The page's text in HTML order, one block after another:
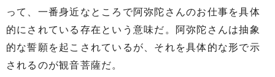
って、一番身近なところで阿弥陀さんのお仕事を具体
的にされている存在という意味だ。阿弥陀さんは抽象
的な誓願を起こされているが、それを具体的な形で示
されるのが観音菩薩だ。